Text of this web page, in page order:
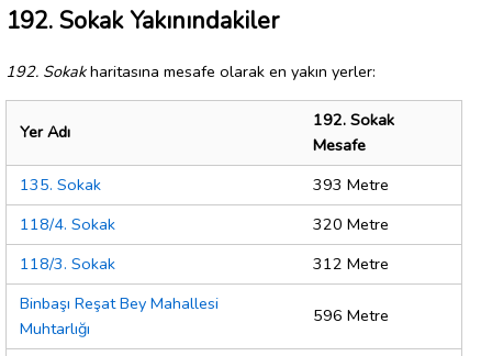
192. Sokak Yakınındakiler
192. Sokakharitasına mesafe olarak en yakın yerler:
Yer Adı
192. Sokak
Mesafe
135. Sokak
393 Metre
118/4. Sokak
320 Metre
118/3. Sokak
312 Metre
Binbaşı Reşat Bey Mahallesi
Muhtarlığı
596 Metre